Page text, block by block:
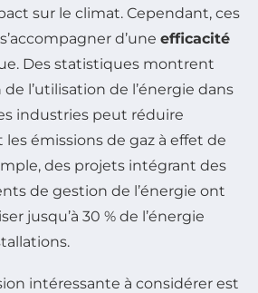
sur le climat. Cependant, ces
d’une efficacité
Des statistiques montrent
l’utilisation de l’énergie dans
industries peut réduire
émissions de gaz à effet de
des projets intégrant des
de gestion de l’énergie ont
jusqu’à 30 % de l’énergie
intéressante à considérer est